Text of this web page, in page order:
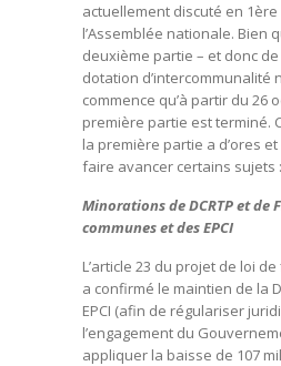
actuellement discuté en
l’Assemblée nationale. Bien
deuxième partie – et donc
dotation d’intercommunalité
commence qu’à partir du 26
première partie est terminé.
la première partie a d’ores
faire avancer certains sujets :
Minorations de DCRTP et de
communes et des EPCI
L’article 23 du projet de loi
a confirmé le maintien de la
EPCI (afin de régulariser
l’engagement du
appliquer la baisse de 107